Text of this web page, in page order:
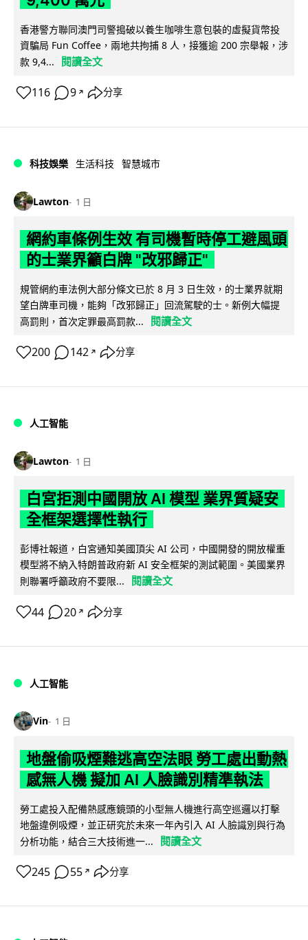
香港警方聯同澳門司警搗破以養生咖啡生意包裝的虛擬貨幣投
資騙局 Fun Coffee，兩地共拘捕 8 人，接獲逾 200 宗舉報，涉
款 9,4...
閱讀全文
116 9 ↗ 分享
科技娛樂 生活科技 智慧城市
Lawton 1 日
網約車條例生效 有司機暫時停工避風頭
的士業界籲白牌 "改邪歸正"
規管網約車法例大部分條文已於 8 月 3 日生效，的士業界就期
望白牌車司機，能夠「改邪歸正」回流駕駛的士。新例大幅提
高罰則，首次定罪最高罰款...
閱讀全文
200 142 ↗ 分享
人工智能
Lawton 1 日
白宮拒測中國開放 AI 模型 業界質疑安
全框架選擇性執行
彭博社報道，白宮通知美國頂尖 AI 公司，中國開發的開放權重
模型將不納入特朗普政府新 AI 安全框架的測試範圍。美國業界
則聯署呼籲政府不要限...
閱讀全文
44 20 ↗ 分享
人工智能
Vin 1 日
地盤偷吸煙難逃高空法眼 勞工處出動熱
感無人機 擬加 AI 人臉識別精準執法
勞工處投入配備熱感應鏡頭的小型無人機進行高空巡邏以打擊
地盤違例吸煙，並正研究於未來一年內引入 AI 人臉識別與行為
分析功能，結合三大技術進一...
閱讀全文
245 55 ↗ 分享